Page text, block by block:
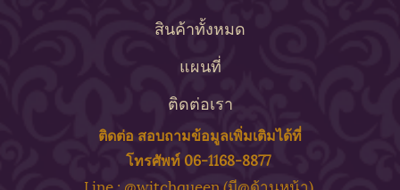
สินค้าทั้งหมด
แผนที่
ติดต่อเรา
ติดต่อ สอบถามข้อมูลเพิ่มเติมได้ที่
โทรศัพท์ 06-1168-8877